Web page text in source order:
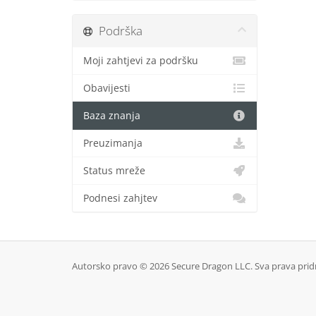
Podrška
Moji zahtjevi za podršku
Obavijesti
Baza znanja
Preuzimanja
Status mreže
Podnesi zahjtev
Autorsko pravo © 2026 Secure Dragon LLC. Sva prava